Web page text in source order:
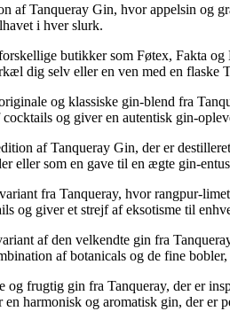
af Tanqueray Gin, hvor appelsin og
i hver slurk.
butikker som Føtex, Fakta
dig selv eller en ven med en flaske
og klassiske gin-blend fra
og giver en autentisk gin-
af Tanqueray Gin, der er
eller som en gave til en ægte gin-
fra Tanqueray, hvor rangpur-
og giver et strejf af eksotisme til
af den velkendte gin fra
af botanicals og de fine
og frugtig gin fra Tanqueray, der er
en harmonisk og aromatisk gin, der